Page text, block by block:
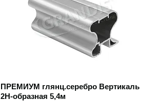
ПРЕМИУМ глянц.cеребро Вертикаль
2Н-образная 5,4м